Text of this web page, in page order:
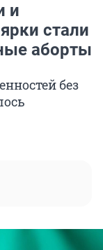
и
стали
аборты
без